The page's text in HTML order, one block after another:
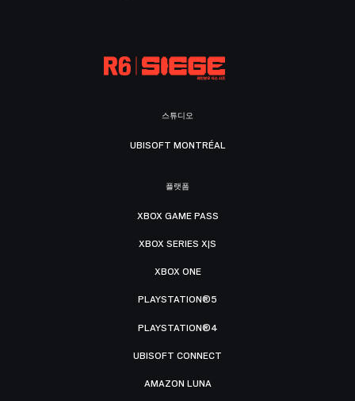
스튜디오
UBISOFT MONTRÉAL
플랫폼
XBOX GAME PASS
XBOX SERIES X|S
XBOX ONE
PLAYSTATION®5
PLAYSTATION®4
UBISOFT CONNECT
AMAZON LUNA